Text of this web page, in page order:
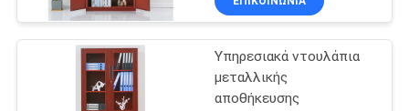
Υπηρεσιακά ντουλάπια
μεταλλικής
αποθήκευσης